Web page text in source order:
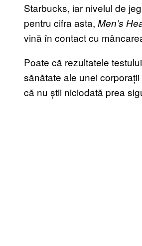
Starbucks, iar nivelul de
pentru cifra asta, Men’s
vină în contact cu
Poate că rezultatele
sănătate ale unei
că nu știi niciodată prea